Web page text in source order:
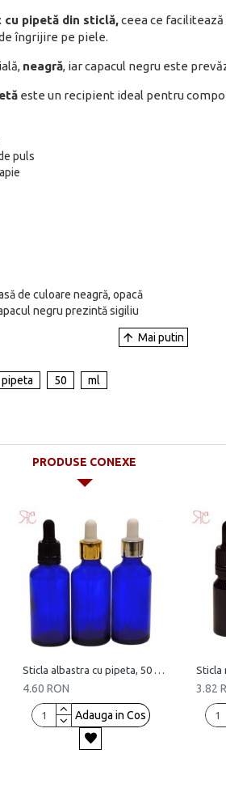
cu pipetă din sticlă,ceea ce
îngrijire pe piele.
neagră, iar capacul negru este
este un recipient ideal pentru
puls
de culoare neagră, opacă
negru prezintă sigiliu
pipeta 50 ml
PRODUSE CONEXE
Sticla albastra cu pipeta, 50 ml
4.60 RON
Adauga in Cos
Sticla
3.82